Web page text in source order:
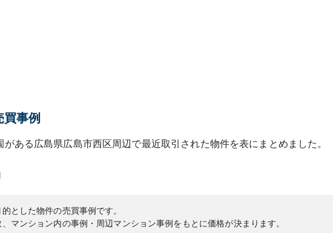
事例
がある 広島県広島市西区周辺で最近取引された物件を表にまとめました。
とした物件の売買事例です。
マンション内の事例・周辺マンション事例をもとに価格が決まります。